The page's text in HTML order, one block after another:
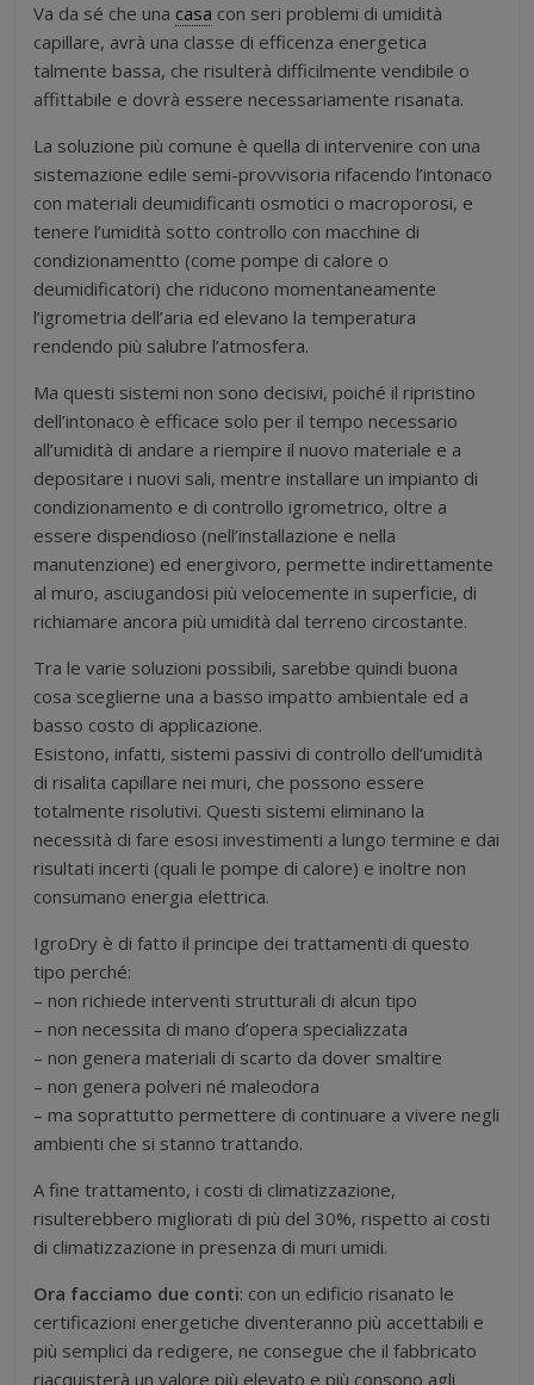
Va da sé che una casa con seri problemi di umidità
capillare, avrà una classe di efficenza energetica
talmente bassa, che risulterà difficilmente vendibile o
affittabile e dovrà essere necessariamente risanata.
La soluzione più comune è quella di intervenire con una
sistemazione edile semi-provvisoria rifacendo l’intonaco
con materiali deumidificanti osmotici o macroporosi, e
tenere l’umidità sotto controllo con macchine di
condizionamentto (come pompe di calore o
deumidificatori) che riducono momentaneamente
l’igrometria dell’aria ed elevano la temperatura
rendendo più salubre l’atmosfera.
Ma questi sistemi non sono decisivi, poiché il ripristino
dell’intonaco è efficace solo per il tempo necessario
all’umidità di andare a riempire il nuovo materiale e a
depositare i nuovi sali, mentre installare un impianto di
condizionamento e di controllo igrometrico, oltre a
essere dispendioso (nell’installazione e nella
manutenzione) ed energivoro, permette indirettamente
al muro, asciugandosi più velocemente in superficie, di
richiamare ancora più umidità dal terreno circostante.
Tra le varie soluzioni possibili, sarebbe quindi buona
cosa sceglierne una a basso impatto ambientale ed a
basso costo di applicazione.
Esistono, infatti, sistemi passivi di controllo dell’umidità
di risalita capillare nei muri, che possono essere
totalmente risolutivi. Questi sistemi eliminano la
necessità di fare esosi investimenti a lungo termine e dai
risultati incerti (quali le pompe di calore) e inoltre non
consumano energia elettrica.
IgroDry è di fatto il principe dei trattamenti di questo
tipo perché:
– non richiede interventi strutturali di alcun tipo
– non necessita di mano d’opera specializzata
– non genera materiali di scarto da dover smaltire
– non genera polveri né maleodora
– ma soprattutto permettere di continuare a vivere negli
ambienti che si stanno trattando.
A fine trattamento, i costi di climatizzazione,
risulterebbero migliorati di più del 30%, rispetto ai costi
di climatizzazione in presenza di muri umidi.
Ora facciamo due conti: con un edificio risanato le
certificazioni energetiche diventeranno più accettabili e
più semplici da redigere, ne consegue che il fabbricato
riacquisterà un valore più elevato e più consono agli